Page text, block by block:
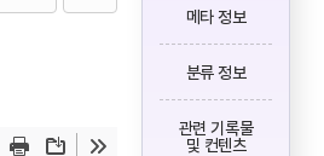
메타 정보
분류 정보
관련 기록물
및 컨텐츠